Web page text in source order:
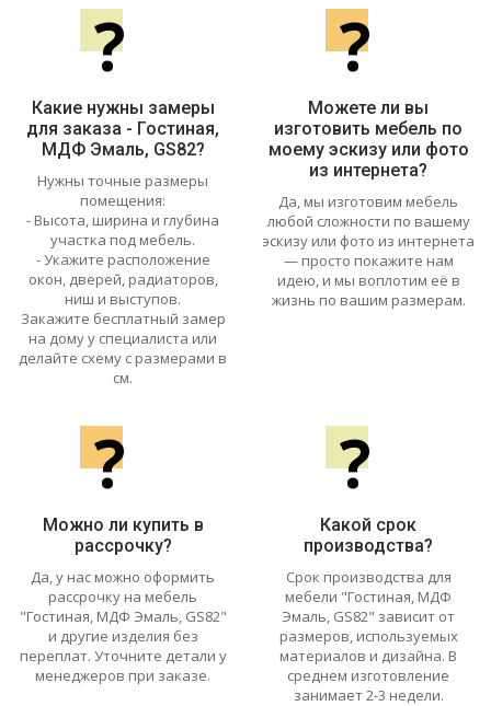
?
Какие нужны замеры
для заказа - Гостиная,
МДФ Эмаль, GS82?
Нужны точные размеры
помещения:
- Высота, ширина и глубина
участка под мебель.
- Укажите расположение
окон, дверей, радиаторов,
ниш и выступов.
Закажите бесплатный замер
на дому у специалиста или
делайте схему с размерами в
см.
?
Можете ли вы
изготовить мебель по
моему эскизу или фото
из интернета?
Да, мы изготовим мебель
любой сложности по вашему
эскизу или фото из интернета
— просто покажите нам
идею, и мы воплотим её в
жизнь по вашим размерам.
?
Можно ли купить в
рассрочку?
Да, у нас можно оформить
рассрочку на мебель
"Гостиная, МДФ Эмаль, GS82"
и другие изделия без
переплат. Уточните детали у
менеджеров при заказе.
?
Какой срок
производства?
Срок производства для
мебели "Гостиная, МДФ
Эмаль, GS82" зависит от
размеров, используемых
материалов и дизайна. В
среднем изготовление
занимает 2-3 недели.